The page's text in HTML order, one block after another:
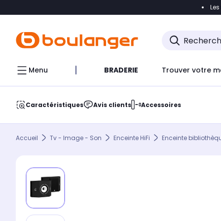
Accéder
Menu BRADERIE Trouver votre
Caractéristiques Avis clients Accessoires
Accueil Tv - Image - Son Enceinte HiFi Enceinte